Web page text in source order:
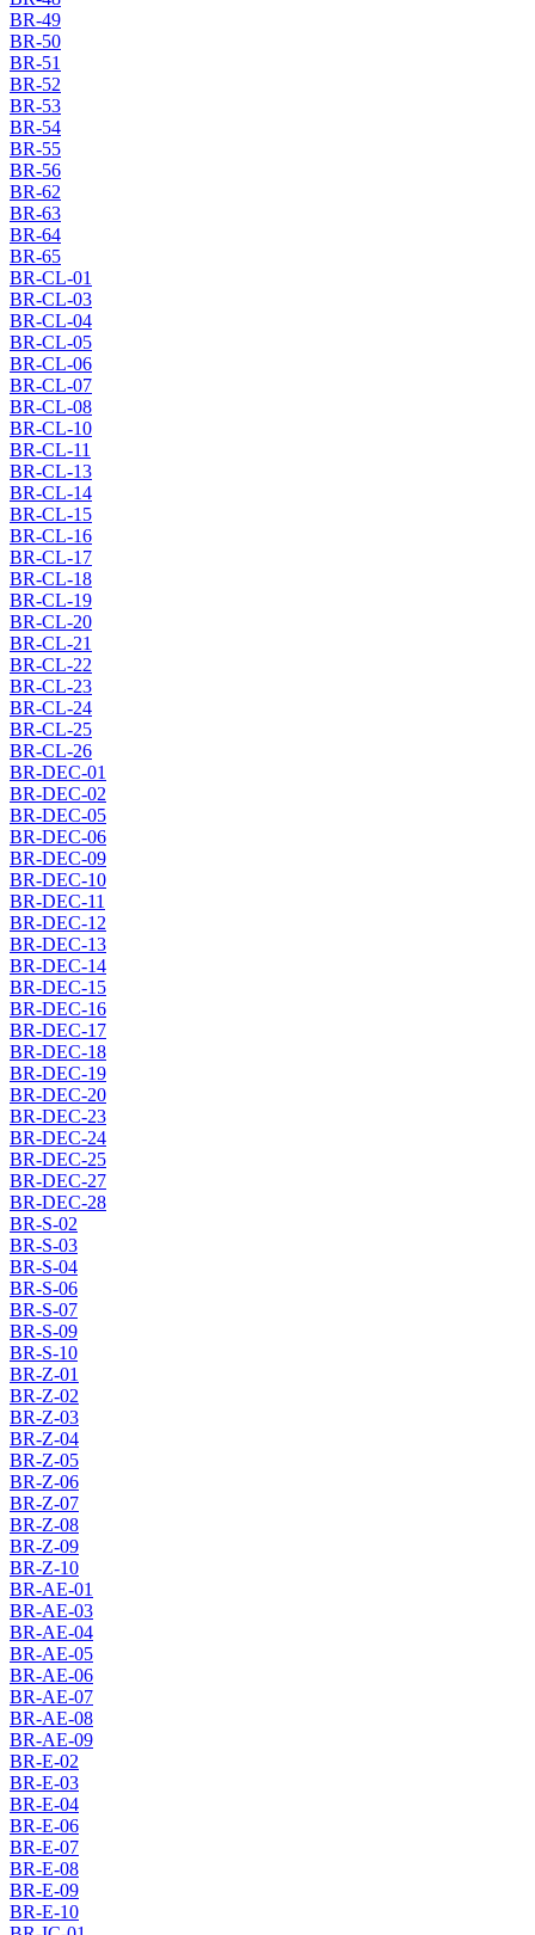
BR-49
BR-50
BR-51
BR-52
BR-53
BR-54
BR-55
BR-56
BR-62
BR-63
BR-64
BR-65
BR-CL-01
BR-CL-03
BR-CL-04
BR-CL-05
BR-CL-06
BR-CL-07
BR-CL-08
BR-CL-10
BR-CL-11
BR-CL-13
BR-CL-14
BR-CL-15
BR-CL-16
BR-CL-17
BR-CL-18
BR-CL-19
BR-CL-20
BR-CL-21
BR-CL-22
BR-CL-23
BR-CL-24
BR-CL-25
BR-CL-26
BR-DEC-01
BR-DEC-02
BR-DEC-05
BR-DEC-06
BR-DEC-09
BR-DEC-10
BR-DEC-11
BR-DEC-12
BR-DEC-13
BR-DEC-14
BR-DEC-15
BR-DEC-16
BR-DEC-17
BR-DEC-18
BR-DEC-19
BR-DEC-20
BR-DEC-23
BR-DEC-24
BR-DEC-25
BR-DEC-27
BR-DEC-28
BR-S-02
BR-S-03
BR-S-04
BR-S-06
BR-S-07
BR-S-09
BR-S-10
BR-Z-01
BR-Z-02
BR-Z-03
BR-Z-04
BR-Z-05
BR-Z-06
BR-Z-07
BR-Z-08
BR-Z-09
BR-Z-10
BR-AE-01
BR-AE-03
BR-AE-04
BR-AE-05
BR-AE-06
BR-AE-07
BR-AE-08
BR-AE-09
BR-E-02
BR-E-03
BR-E-04
BR-E-06
BR-E-07
BR-E-08
BR-E-09
BR-E-10